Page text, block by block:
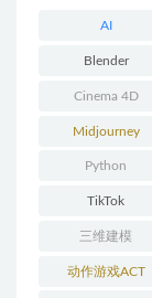
AI
Blender
Cinema 4D
Midjourney
Python
TikTok
三维建模
动作游戏ACT